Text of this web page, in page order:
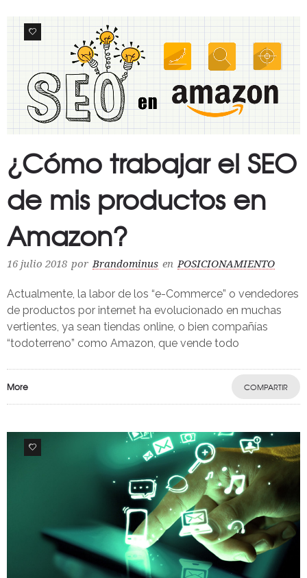
0
¿Cómo trabajar el SEO
de mis productos en
Amazon?
16 julio 2018 por Brandominus en POSICIONAMIENTO
Actualmente, la labor de los “e-Commerce” o vendedores
de productos por internet ha evolucionado en muchas
vertientes, ya sean tiendas online, o bien compañías
“todoterreno” como Amazon, que vende todo
More COMPARTIR
0